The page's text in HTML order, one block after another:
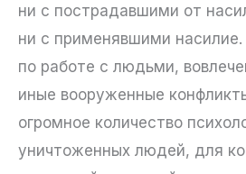
ни с пострадавшими от
ни с применявшими
по работе с людьми,
иные вооруженные
огромное количество
уничтоженных людей, для